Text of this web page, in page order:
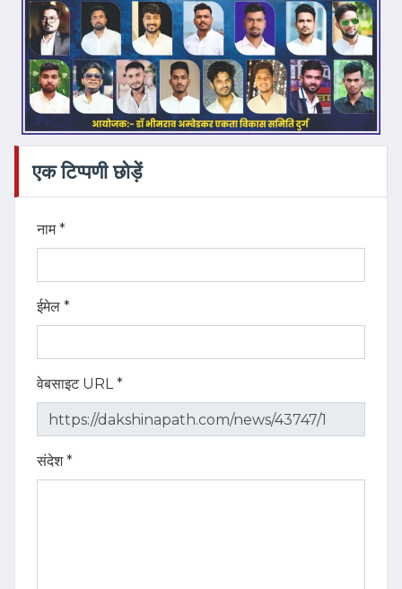
एक टिप्पणी छोड़ें
नाम *
ईमेल *
वेबसाइट URL *
संदेश *